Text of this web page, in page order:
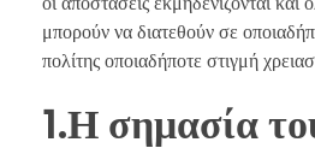
μπορούν να διατεθούν σε
πολίτης οποιαδήποτε στιγμή
1.Η σημασία